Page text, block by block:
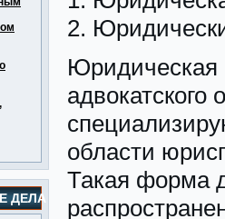
ДЕЛА
2.
Юридическая
адвокатского
области
Такая форма